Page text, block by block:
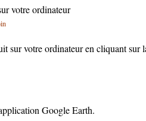
votre ordinateur
sur votre ordinateur en cliquant sur
Google Earth.